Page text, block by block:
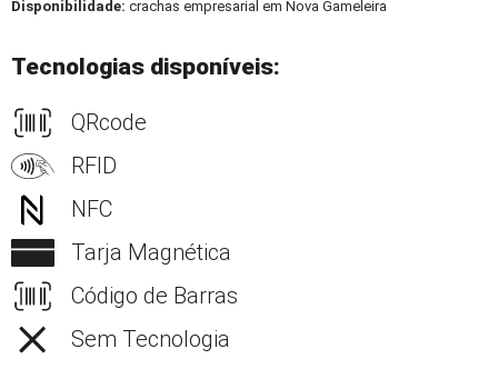
Disponibilidade: crachas empresarial em Nova Gameleira
Tecnologias disponíveis:
QRcode
RFID
NFC
Tarja Magnética
Código de Barras
Sem Tecnologia